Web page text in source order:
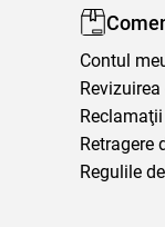
Contul
Reclamaţii
Retragere
Regulile